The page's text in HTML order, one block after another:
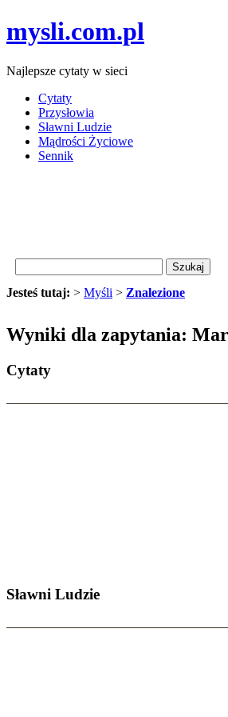
mysli.com.pl
Najlepsze cytaty w sieci
Cytaty
Przysłowia
Sławni Ludzie
Mądrości Życiowe
Sennik
Jesteś tutaj: > Myśli > Znalezione
Wyniki dla zapytania:
Cytaty
Sławni Ludzie